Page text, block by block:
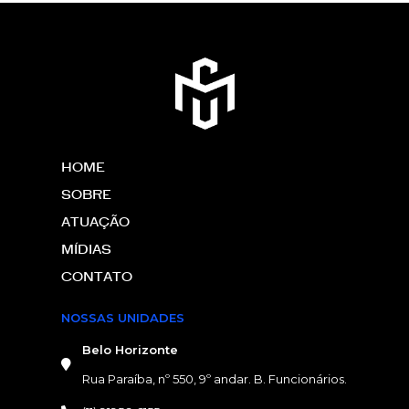
HOME
SOBRE
ATUAÇÃO
MÍDIAS
CONTATO
NOSSAS UNIDADES
Belo Horizonte
Rua Paraíba, nº 550, 9º andar. B. Funcionários.